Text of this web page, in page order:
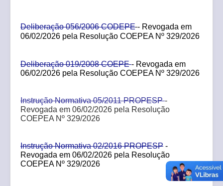
Deliberação 056/2006 CODEPE - Revogada em
06/02/2026 pela Resolução COEPEA Nº 329/2026
Deliberação 019/2008 COEPE- Revogada em
06/02/2026 pela Resolução COEPEA Nº 329/2026
Instrução Normativa 05/2011 PROPESP-
Revogada em 06/02/2026 pela Resolução
COEPEA Nº 329/2026
Instrução Normativa 02/2016 PROPESP -
Revogada em 06/02/2026 pela Resolução
COEPEA Nº 329/2026